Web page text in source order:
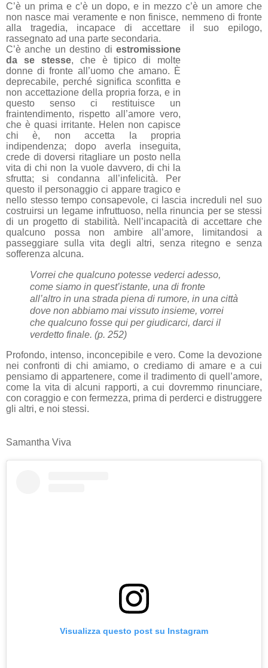
C’è un prima e c’è un dopo, e in mezzo c’è un amore che
non nasce mai veramente e non finisce, nemmeno di fronte
alla tragedia, incapace di accettare il suo epilogo,
rassegnato ad una parte secondaria.
C’è anche un destino diestromissione
da se stesse, che è tipico di molte
donne di fronte all’uomo che amano. È
deprecabile, perché significa sconfitta e
non accettazione della propria forza, e in
questo senso ci restituisce un
fraintendimento, rispetto all’amore vero,
che è quasi irritante. Helen non capisce
chi è, non accetta la propria
indipendenza; dopo averla inseguita,
crede di doversi ritagliare un posto nella
vita di chi non la vuole davvero, di chi la
sfrutta; si condanna all’infelicità. Per
questo il personaggio ci appare tragico e
nello stesso tempo consapevole, ci lascia increduli nel suo
costruirsi un legame infruttuoso, nella rinuncia per se stessi
di un progetto di stabilità. Nell’incapacità di accettare che
qualcuno possa non ambire all’amore, limitandosi a
passeggiare sulla vita degli altri, senza ritegno e senza
sofferenza alcuna.
Vorrei che qualcuno potesse vederci adesso,
come siamo in quest’istante, una di fronte
all’altro in una strada piena di rumore, in una città
dove non abbiamo mai vissuto insieme, vorrei
che qualcuno fosse qui per giudicarci, darci il
verdetto finale. (p. 252)
Profondo, intenso, inconcepibile e vero. Come la devozione
nei confronti di chi amiamo, o crediamo di amare e a cui
pensiamo di appartenere, come il tradimento di quell’amore,
come la vita di alcuni rapporti, a cui dovremmo rinunciare,
con coraggio e con fermezza, prima di perderci e distruggere
gli altri, e noi stessi.
Samantha Viva
Visualizza questo post su Instagram